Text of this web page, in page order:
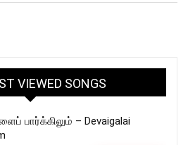
VIEWED SONGS
பார்க்கிலும் – Devaigalai